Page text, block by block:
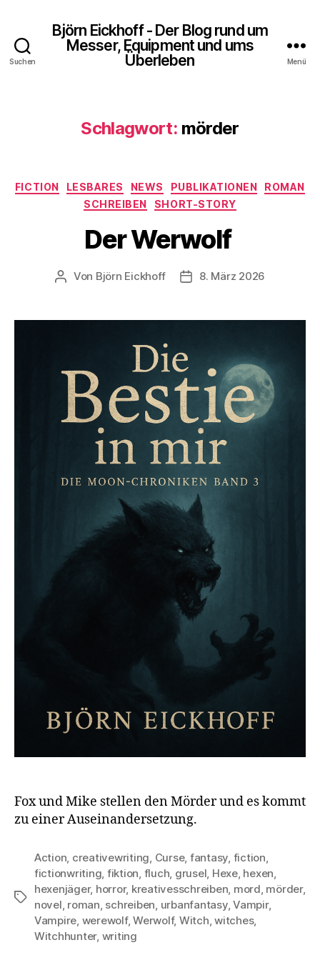
Suchen
Björn Eickhoff - Der Blog rund um
Messer, Equipment und ums
Überleben
Menü
Schlagwort: mörder
Kategorien
FICTION LESBARES NEWS PUBLIKATIONEN
ROMAN
SCHREIBEN
SHORT-STORY
Der Werwolf
Beitragsautor
Von Björn Eickhoff Veröffentlichungsdatum
8. März 2026
Fox und Mike stellen den Mörder und es kommt
zu einer Auseinandersetzung.
Schlagwörter
Action creativewriting Curse, fantasy fiction
fictionwriting fiktion fluch grusel Hexe, hexen
hexenjäger, horror, kreativesschreiben mord mörder,
novel roman schreiben urbanfantasy,Vampir,
Vampire werewolf,Werwolf, Witch ,witches,
Witchhunter, writing